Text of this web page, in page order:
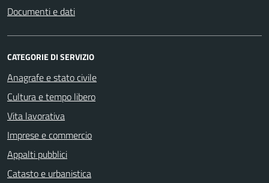
Documenti e dati
CATEGORIE DI SERVIZIO
Anagrafe e stato civile
Cultura e tempo libero
Vita lavorativa
Imprese e commercio
Appalti pubblici
Catasto e urbanistica